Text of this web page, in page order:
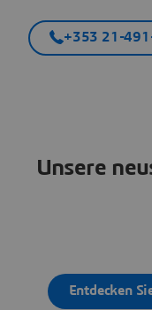
+353 21-
Unsere
Entdecken